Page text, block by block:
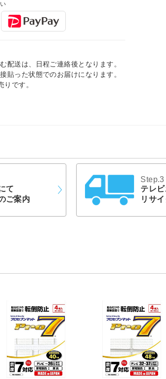
配送は、日程ご連絡後となります。
貼った状態でのお届けになります。
です。
て
ご案内
Step.3
テレビ
リサ